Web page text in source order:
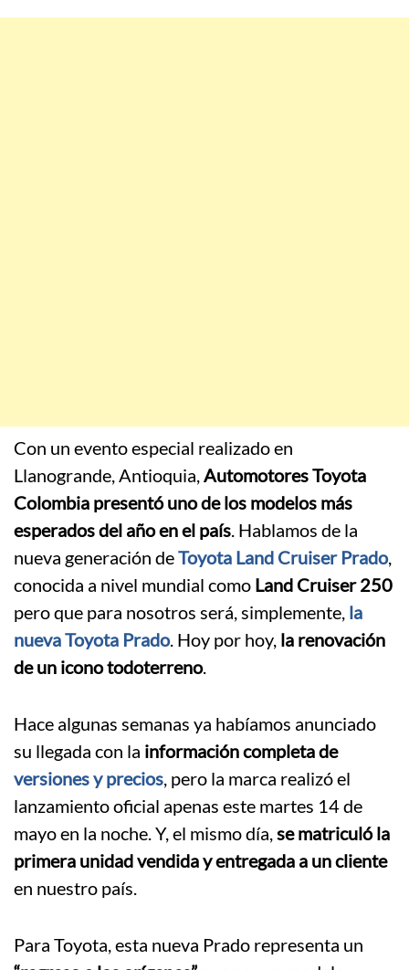
Con un evento especial realizado en
Llanogrande, Antioquia,Automotores Toyota
Colombia presentó uno de los modelos más
esperados del año en el país. Hablamos de la
nueva generación deToyota Land Cruiser Prado,
conocida a nivel mundial como Land Cruiser 250
pero que para nosotros será, simplemente, la
nueva Toyota Prado. Hoy por hoy, la renovación
de un icono todoterreno.
Hace algunas semanas ya habíamos anunciado
su llegada con la información completa de
versiones y precios, pero la marca realizó el
lanzamiento oficial apenas este martes 14 de
mayo en la noche. Y, el mismo día,se matriculó la
primera unidad vendida y entregada a un cliente
en nuestro país.
Para Toyota, esta nueva Prado representa un